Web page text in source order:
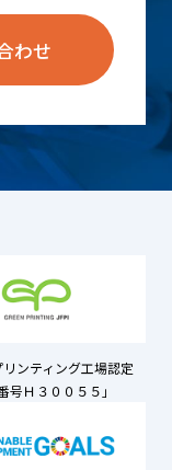
わせ
ンティング工場認定
号Ｈ３００５５」